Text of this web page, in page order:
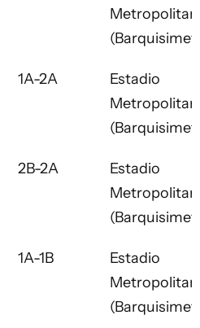
1A-2A
Estadio
2B-2A
Estadio
1A-1B
Estadio